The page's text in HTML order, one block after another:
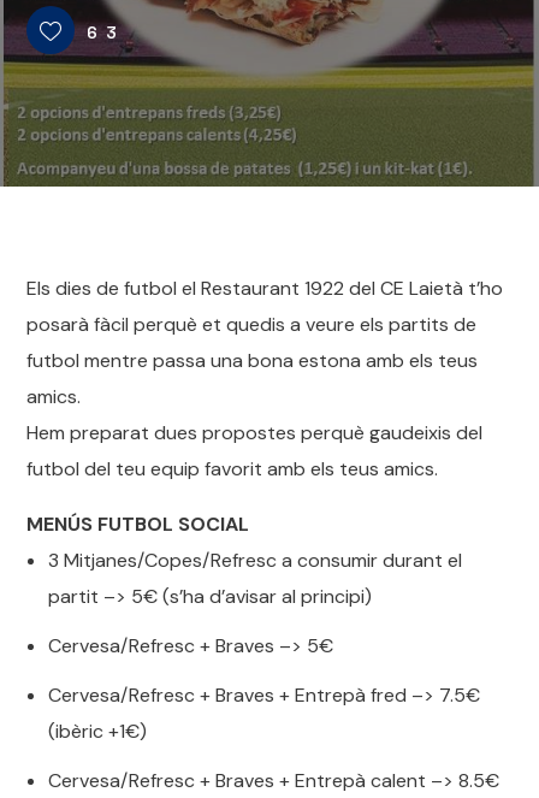
63
Els dies de futbol el Restaurant 1922 del CE Laietà t’ho
posarà fàcil perquè et quedis a veure els partits de
futbol mentre passa una bona estona amb els teus
amics.
Hem preparat dues propostes perquè gaudeixis del
futbol del teu equip favorit amb els teus amics.
MENÚS FUTBOL SOCIAL
3 Mitjanes/Copes/Refresc a consumir durant el
partit –> 5€ (s’ha d’avisar al principi)
Cervesa/Refresc + Braves –> 5€
Cervesa/Refresc + Braves + Entrepà fred –> 7.5€
(ibèric +1€)
Cervesa/Refresc + Braves + Entrepà calent –> 8.5€